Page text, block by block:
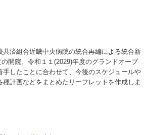
済組合近畿中央病院の統合再編による統合新
開院、令和１１(2029)年度のグランドオープ
手したことに合わせて、今後のスケジュールや
計画などをまとめたリーフレットを作成しま